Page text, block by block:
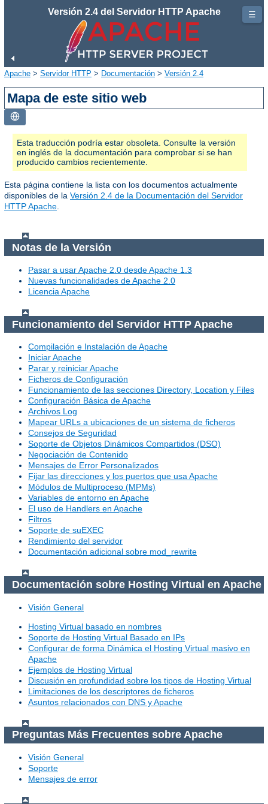
Versión 2.4 del Servidor HTTP Apache
Apache > Servidor HTTP > Documentación > Versión 2.4
Mapa de este sitio web
Esta traducción podría estar obsoleta. Consulte la versión
en inglés de la documentación para comprobar si se han
producido cambios recientemente.
Esta página contiene la lista con los documentos actualmente
disponibles de la Versión 2.4 de la Documentación del Servidor
HTTP Apache
Notas de la Versión
Pasar a usar Apache 2.0 desde Apache 1.3
Nuevas funcionalidades de Apache 2.0
Licencia Apache
Funcionamiento del Servidor HTTP Apache
Compilación e Instalación de Apache
Iniciar Apache
Parar y reiniciar Apache
Ficheros de Configuración
Funcionamiento de las secciones Directory, Location y Files
Configuración Básica de Apache
Archivos Log
Mapear URLs a ubicaciones de un sistema de ficheros
Consejos de Seguridad
Soporte de Objetos Dinámicos Compartidos (DSO)
Negociación de Contenido
Mensajes de Error Personalizados
Fijar las direcciones y los puertos que usa Apache
Módulos de Multiproceso (MPMs)
Variables de entorno en Apache
El uso de Handlers en Apache
Filtros
Soporte de suEXEC
Rendimiento del servidor
Documentación adicional sobre mod_rewrite
Documentación sobre Hosting Virtual en Apache
Visión General
Hosting Virtual basado en nombres
Soporte de Hosting Virtual Basado en IPs
Configurar de forma Dinámica el Hosting Virtual masivo en
Apache
Ejemplos de Hosting Virtual
Discusión en profundidad sobre los tipos de Hosting Virtual
Limitaciones de los descriptores de ficheros
Asuntos relacionados con DNS y Apache
Preguntas Más Frecuentes sobre Apache
Visión General
Soporte
Mensajes de error
☰